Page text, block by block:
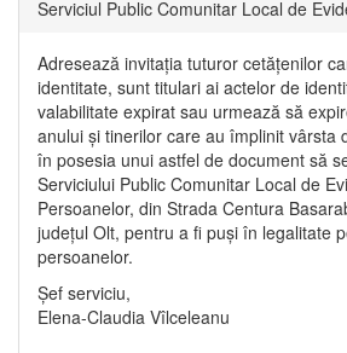
Serviciul Public Comunitar Local de
Adresează invitația tuturor cetățenilor
identitate, sunt titulari ai actelor de
valabilitate expirat sau urmează să
anului și tinerilor care au împlinit vârsta
în posesia unui astfel de document să
Serviciului Public Comunitar Local de
Persoanelor, din Strada Centura
județul Olt, pentru a fi puși în legalitate
persoanelor.
Șef serviciu,
Elena-Claudia Vîlceleanu